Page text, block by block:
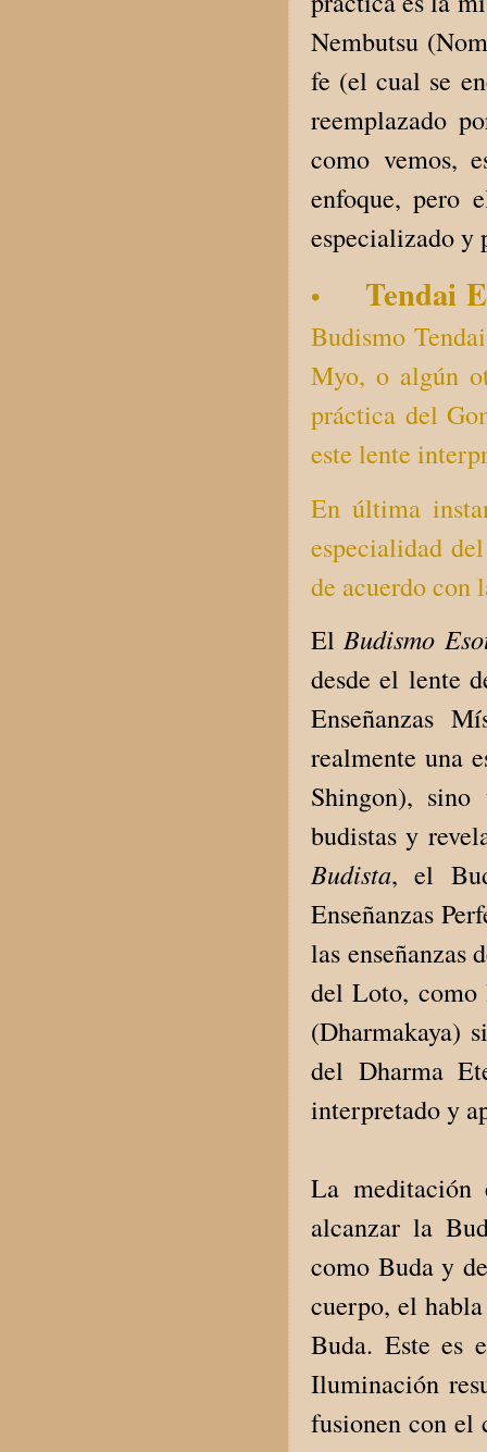
Nembutsu
fe (el cual se
reemplazado
como vemos,
enfoque, pero
especializado y
•
Tendai
Budismo
Myo, o algún
práctica del
este lente
En última
especialidad
de acuerdo con
ElBudismo
desde el lente
Enseñanzas
realmente una
Shingon),
budistas y
Budista, el
Enseñanzas
las enseñanzas
del Loto, como
(Dharmakaya)
del Dharma
interpretado y
La meditación
alcanzar la
como Buda y
cuerpo, el
Buda. Este es
Iluminación
fusionen con el